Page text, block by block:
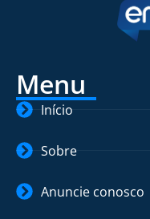
Menu
Início
Sobre
Anuncie conosco